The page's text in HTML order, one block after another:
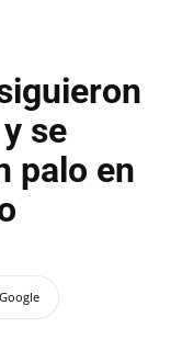
se
palo en